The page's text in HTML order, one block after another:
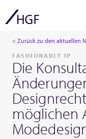
< Zurück zu den aktuellen
FASHIONABLY IP
Die
möglichen